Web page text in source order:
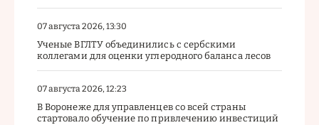
07 августа 2026, 13:30
Ученые ВГЛТУ объединились с сербскими
коллегами для оценки углеродного баланса лесов
07 августа 2026, 12:23
В Воронеже для управленцев со всей страны
стартовало обучение по привлечению инвестиций